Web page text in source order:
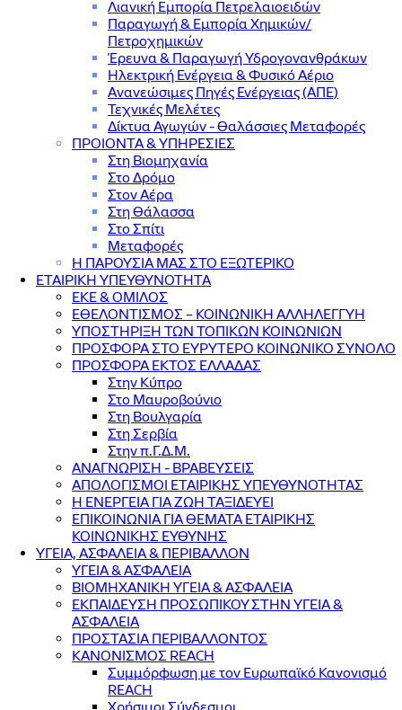
Λιανική Εμπορία Πετρελαιοειδών
Παραγωγή & Εμπορία Χημικών/
Πετροχημικών
Έρευνα & Παραγωγή Υδρογονανθράκων
Ηλεκτρική Ενέργεια & Φυσικό Αέριο
Ανανεώσιμες Πηγές Ενέργειας (ΑΠΕ)
Τεχνικές Μελέτες
Δίκτυα Αγωγών - Θαλάσσιες Μεταφορές
ΠΡΟΙΟΝΤΑ & YΠΗΡΕΣΙΕΣ
Στη Βιομηχανία
Στο Δρόμο
Στον Αέρα
Στη Θάλασσα
Στο Σπίτι
Μεταφορές
Η ΠΑΡΟΥΣΙΑ ΜΑΣ ΣΤΟ ΕΞΩΤΕΡΙΚΟ
ΕΤΑΙΡΙΚΗ ΥΠΕΥΘΥΝΟΤΗΤΑ
ΕΚΕ & ΟΜΙΛΟΣ
ΕΘΕΛΟΝΤΙΣΜΟΣ – ΚΟΙΝΩΝΙΚΗ ΑΛΛΗΛΕΓΓΥΗ
ΥΠΟΣΤΗΡΙΞΗ ΤΩΝ ΤΟΠΙΚΩΝ ΚΟΙΝΩΝΙΩΝ
ΠΡΟΣΦΟΡΑ ΣΤΟ ΕΥΡΥΤΕΡΟ ΚΟΙΝΩΝΙΚΟ ΣΥΝΟΛΟ
ΠΡΟΣΦΟΡΑ ΕΚΤΟΣ ΕΛΛΑΔΑΣ
Στην Κύπρο
Στο Μαυροβούνιο
Στη Βουλγαρία
Στη Σερβία
Στην π.Γ.Δ.Μ.
ΑΝΑΓΝΩΡΙΣΗ - ΒΡΑΒΕΥΣΕΙΣ
ΑΠΟΛΟΓΙΣΜΟΙ ΕΤΑΙΡΙΚΗΣ ΥΠΕΥΘΥΝΟΤΗΤΑΣ
Η ΕΝΕΡΓΕΙΑ ΓΙΑ ΖΩΗ ΤΑΞΙΔΕΥΕΙ
ΕΠΙΚΟΙΝΩΝΙΑ ΓΙΑ ΘΕΜΑΤΑ ΕΤΑΙΡΙΚΗΣ
ΚΟΙΝΩΝΙΚΗΣ ΕΥΘΥΝΗΣ
ΥΓΕΙΑ, ΑΣΦΑΛΕΙΑ & ΠΕΡΙΒΑΛΛΟΝ
ΥΓΕΙΑ & ΑΣΦΑΛΕΙΑ
ΒΙΟΜΗΧΑΝΙΚΗ ΥΓΕΙΑ & ΑΣΦΑΛΕΙΑ
ΕΚΠΑΙΔΕΥΣΗ ΠΡΟΣΩΠΙΚΟΥ ΣΤΗΝ ΥΓΕΙΑ &
ΑΣΦΑΛΕΙΑ
ΠΡΟΣΤΑΣΙΑ ΠΕΡΙΒΑΛΛΟΝΤΟΣ
ΚΑΝΟΝΙΣΜΟΣ REACH
Συμμόρφωση με τον Ευρωπαϊκό Κανονισμό
REACH